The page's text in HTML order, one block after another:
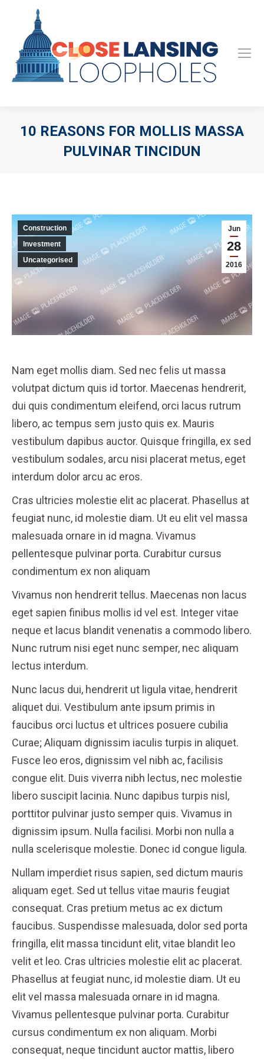
10 REASONS FOR MOLLIS MASSA
PULVINAR TINCIDUN
Jun
28
2016
Construction
Investment
Uncategorised
Nam eget mollis diam. Sed nec felis ut massa
volutpat dictum quis id tortor. Maecenas hendrerit,
dui quis condimentum eleifend, orci lacus rutrum
libero, ac tempus sem justo quis ex. Mauris
vestibulum dapibus auctor. Quisque fringilla, ex sed
vestibulum sodales, arcu nisi placerat metus, eget
interdum dolor arcu ac eros.
Cras ultricies molestie elit ac placerat. Phasellus at
feugiat nunc, id molestie diam. Ut eu elit vel massa
malesuada ornare in id magna. Vivamus
pellentesque pulvinar porta. Curabitur cursus
condimentum ex non aliquam
Vivamus non hendrerit tellus. Maecenas non lacus
eget sapien finibus mollis id vel est. Integer vitae
neque et lacus blandit venenatis a commodo libero.
Nunc rutrum nisi eget nunc semper, nec aliquam
lectus interdum.
Nunc lacus dui, hendrerit ut ligula vitae, hendrerit
aliquet dui. Vestibulum ante ipsum primis in
faucibus orci luctus et ultrices posuere cubilia
Curae; Aliquam dignissim iaculis turpis in aliquet.
Fusce leo eros, dignissim vel nibh ac, facilisis
congue elit. Duis viverra nibh lectus, nec molestie
libero suscipit lacinia. Nunc dapibus turpis nisl,
porttitor pulvinar justo semper quis. Vivamus in
dignissim ipsum. Nulla facilisi. Morbi non nulla a
nulla scelerisque molestie. Donec id congue ligula.
Nullam imperdiet risus sapien, sed dictum mauris
aliquam eget. Sed ut tellus vitae mauris feugiat
consequat. Cras pretium metus ac ex dictum
faucibus. Suspendisse malesuada, dolor sed porta
fringilla, elit massa tincidunt elit, vitae blandit leo
velit et leo. Cras ultricies molestie elit ac placerat.
Phasellus at feugiat nunc, id molestie diam. Ut eu
elit vel massa malesuada ornare in id magna.
Vivamus pellentesque pulvinar porta. Curabitur
cursus condimentum ex non aliquam. Morbi
consequat, neque tincidunt auctor mattis, libero